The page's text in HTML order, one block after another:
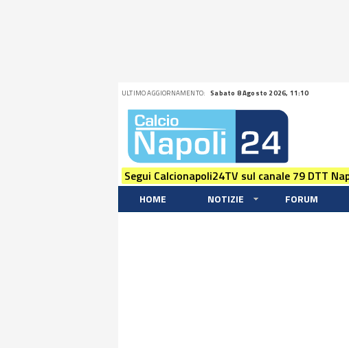
ULTIMO AGGIORNAMENTO: Sabato 8 Agosto 2026, 11:10
Segui Calcionapoli24TV sul canale 79 DTT
HOME NOTIZIE FORUM